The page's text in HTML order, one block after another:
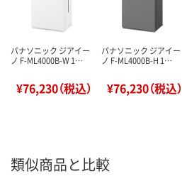
パナソニック ジアイー
ノ F-ML4000B-W 1…
¥76,230（税込）
パナソニック ジアイー
ノ F-ML4000B-H 1…
¥76,230（税込）
類似商品と比較